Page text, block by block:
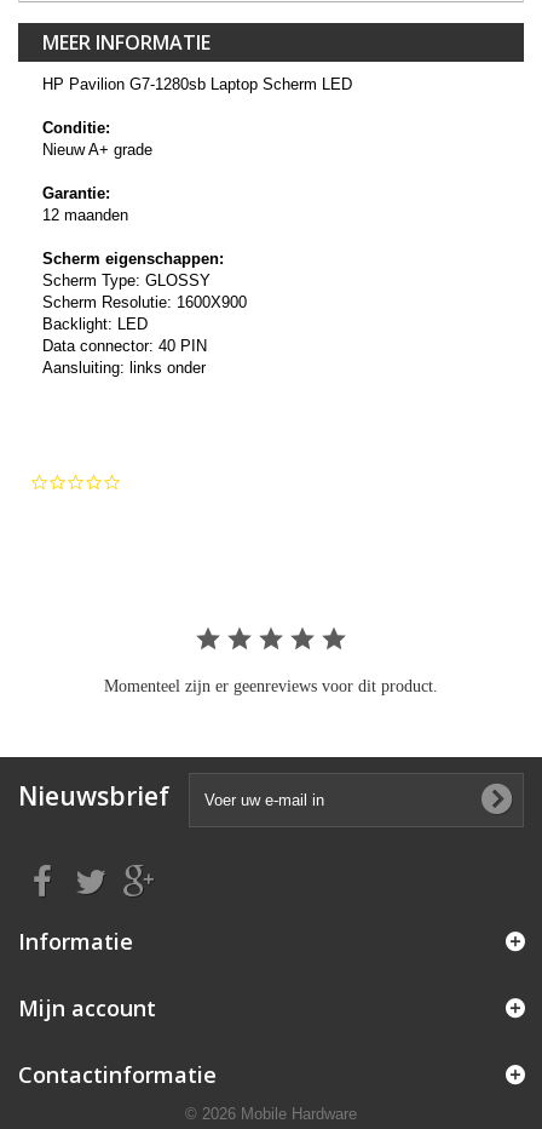
MEER INFORMATIE
HP Pavilion G7-1280sb Laptop Scherm LED
Conditie:
Nieuw A+ grade
Garantie:
12 maanden
Scherm eigenschappen:
Scherm Type: GLOSSY
Scherm Resolutie: 1600X900
Backlight: LED
Data connector: 40 PIN
Aansluiting: links onder
Momenteel zijn er geenreviews voor dit product.
Nieuwsbrief
Informatie
Mijn account
Contactinformatie
© 2026 Mobile Hardware